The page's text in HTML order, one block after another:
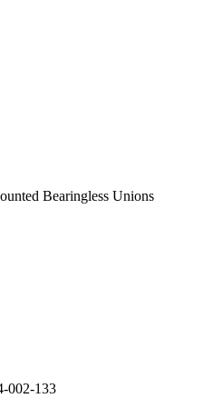
Bearingless Unions
002-133